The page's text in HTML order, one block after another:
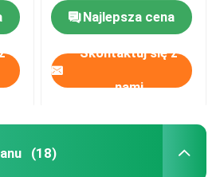
Najlepsza cena
Skontaktuj się z
nami
(18)